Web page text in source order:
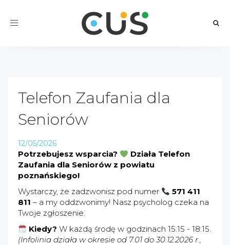
Toggle
Telefon Zaufania dla
Seniorów
12/05/2026
Potrzebujesz wsparcia?
Działa Telefon
Zaufania dla Seniorów z powiatu
poznańskiego!
Wystarczy, że zadzwonisz pod numer
571 411
811 – a my oddzwonimy! Nasz psycholog czeka na
Twoje zgłoszenie.
Kiedy? W każdą środę w godzinach 15:15 - 18:15.
(Infolinia działa w okresie od 7.01 do 30.12.2026 r.,